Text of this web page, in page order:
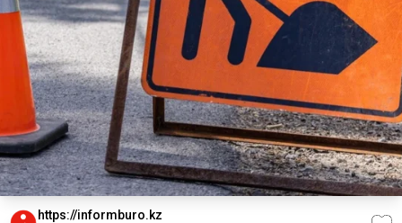
https://informburo.kz